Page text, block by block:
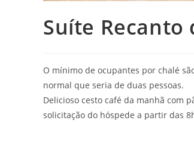
Suíte Recanto
O mínimo de ocupantes por chalé
normal que seria de duas pessoas.
Delicioso cesto café da manhã com
solicitação do hóspede a partir das